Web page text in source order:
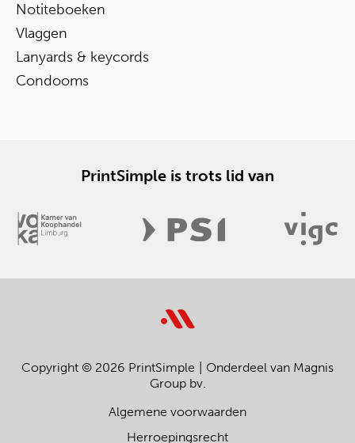
Notiteboeken
Vlaggen
Lanyards & keycords
Condooms
PrintSimple is trots lid van
Copyright © 2026 PrintSimple
Onderdeel van Magnis
Group bv.
Algemene voorwaarden
Herroepingsrecht